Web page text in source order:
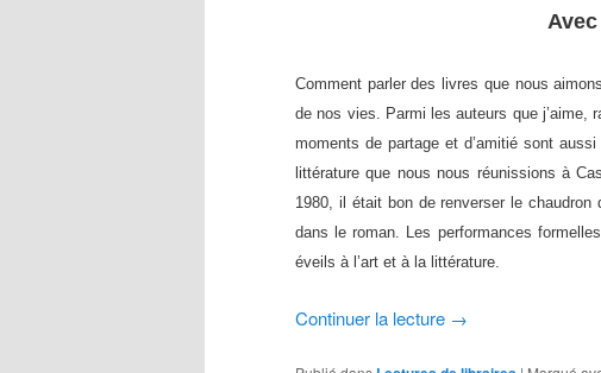
Comment parler des livres que nous
de nos vies. Parmi les auteurs que j’aime,
moments de partage et d’amitié sont
littérature que nous nous réunissions à
1980, il était bon de renverser le
dans le roman. Les performances
éveils à l’art et à la littérature.
Continuer la lecture →